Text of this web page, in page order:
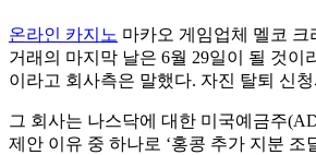
온라인 카지노 마카오 게임업체 멜코 크
거래의 마지막 날은 6월 29일이 될 것
이라고 회사측은 말했다. 자진 탈퇴 신
그 회사는 나스닥에 대한 미국예금주
제안 이유 중 하나로 ‘홍콩 추가 지분